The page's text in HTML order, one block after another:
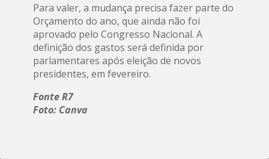
Para valer, a mudança precisa fazer parte do
Orçamento do ano, que ainda não foi
aprovado pelo Congresso Nacional. A
definição dos gastos será definida por
parlamentares após eleição de novos
presidentes, em fevereiro.
Fonte R7
Foto: Canva